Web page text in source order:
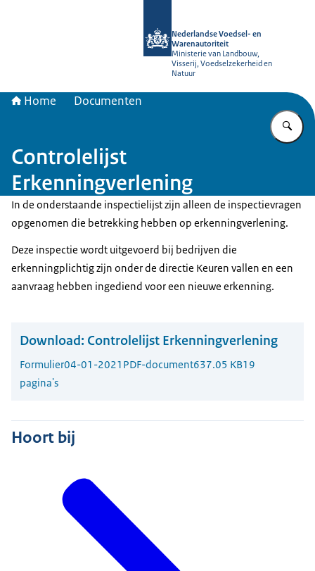
Nederlandse Voedsel- en
Warenautoriteit
Ministerie van Landbouw,
Visserij, Voedselzekerheid en
Natuur
Home Documenten
Controlelijst
Erkenningverlening
In de onderstaande inspectielijst zijn alleen de inspectievragen
opgenomen die betrekking hebben op erkenningverlening.
Deze inspectie wordt uitgevoerd bij bedrijven die
erkenningplichtig zijn onder de directie Keuren vallen en een
aanvraag hebben ingediend voor een nieuwe erkenning.
Download: Controlelijst Erkenningverlening
Formulier04-01-2021 PDF-document637.05 KB19
pagina's
Hoort bij